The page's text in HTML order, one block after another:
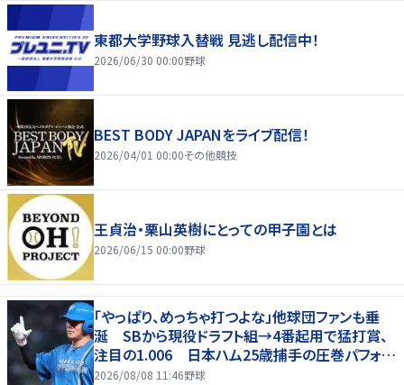
東都大学野球入替戦 見逃し配信中！
2026/06/30 00:00野球
BEST BODY JAPANをライブ配信！
2026/04/01 00:00その他競技
王貞治・栗山英樹にとっての甲子園とは
2026/06/15 00:00野球
「やっぱり、めっちゃ打つよな」他球団ファンも垂
涎 SBから現役ドラフト組→4番起用で猛打賞、
注目の1.006 日本ハム25歳捕手の圧巻パフォが
話題「しかし、どこで使うかだな」
2026/08/08 11:46野球